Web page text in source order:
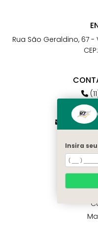
Rua São Geraldino, 67
Insira